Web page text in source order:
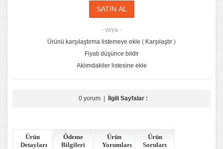
- veya -
Ürünü karşılaştırma listemeye ekle ( Karşılaştır )
Fiyatı düşünce bildir
Aklımdakiler listesine ekle
0 yorum| İlgili Sayfalar :
Ürün
Detayları
Ödeme
Bilgileri
Ürün
Yorumları
Ürün
Soruları